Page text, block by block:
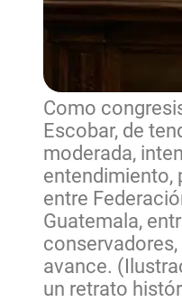
Como
Escobar, de
moderada,
entendimiento,
entre
Guatemala,
avance.
un retrato